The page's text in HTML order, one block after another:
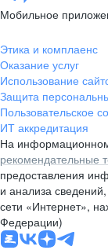
Мобильное
Этика и комплаенс
Оказание услуг
Использование
Защита
Пользовательское
ИТ аккредитация
На
рекомендательные
предоставления
и анализа
сети «Интернет»,
Федерации)